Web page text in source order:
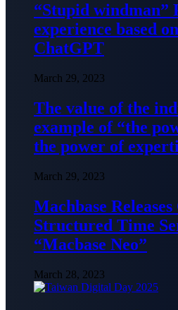
“Stupid windman”
experience based
ChatGPT
March 29, 2023
The value of the
example of “the
the power of
March 29, 2023
Machbase
Structured Time
“Macbase Neo”
March 28, 2023